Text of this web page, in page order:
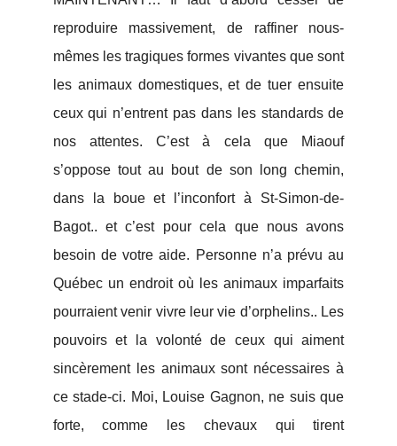
reproduire massivement, de raffiner nous-
mêmes les tragiques formes vivantes que sont
les animaux domestiques, et de tuer ensuite
ceux qui n’entrent pas dans les standards de
nos attentes. C’est à cela que Miaouf
s’oppose tout au bout de son long chemin,
dans la boue et l’inconfort à St-Simon-de-
Bagot.. et c’est pour cela que nous avons
besoin de votre aide. Personne n’a prévu au
Québec un endroit où les animaux imparfaits
pourraient venir vivre leur vie d’orphelins.. Les
pouvoirs et la volonté de ceux qui aiment
sincèrement les animaux sont nécessaires à
ce stade-ci. Moi, Louise Gagnon, ne suis que
forte, comme les chevaux qui tirent